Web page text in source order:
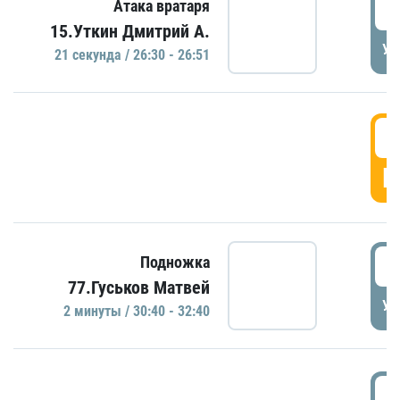
Атака вратаря
15.Уткин Дмитрий А.
21 секундa / 26:30 - 26:51
Подножка
77.Гуськов Матвей
2 минуты / 30:40 - 32:40